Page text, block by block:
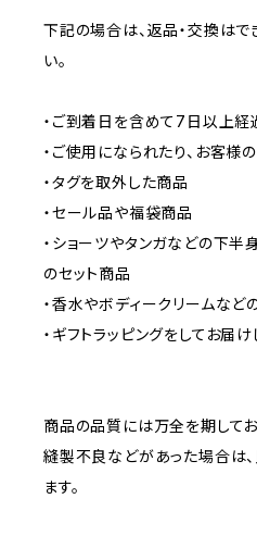
下記の場合は、返品・交換はで
い。
・ご到着日を含めて7日以上経
・ご使用になられたり、お客様
・タグを取外した商品
・セール品や福袋商品
・ショーツやタンガなどの下
のセット商品
・香水やボディークリームなど
・ギフトラッピングをしてお届
商品の品質には万全を期して
縫製不良などがあった場合は
ます。